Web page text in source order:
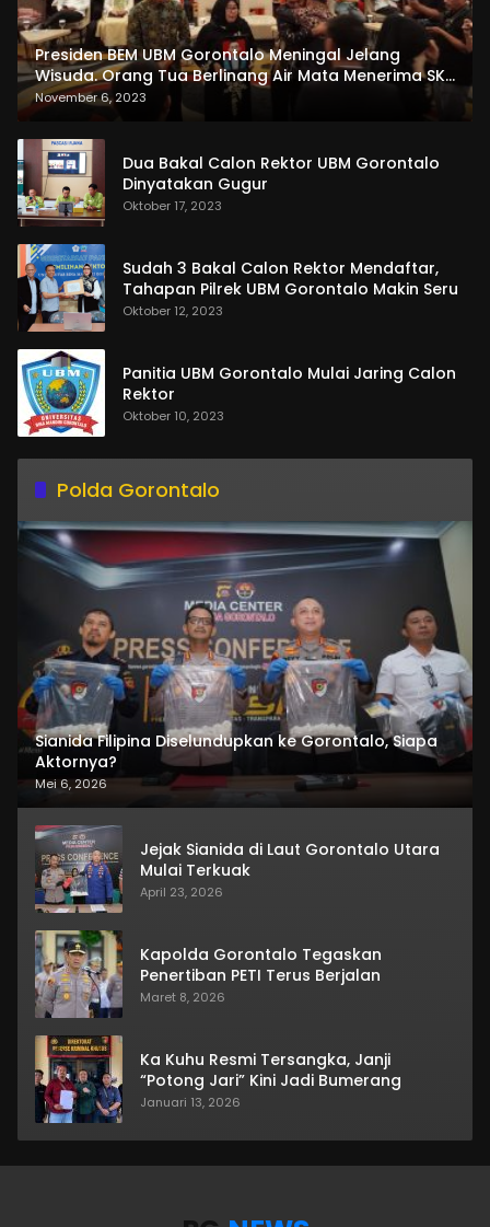
Presiden BEM UBM Gorontalo Meningal Jelang
Wisuda. Orang Tua Berlinang Air Mata Menerima SKL
dan Pemasangan Salempang
November 6, 2023
Dua Bakal Calon Rektor UBM Gorontalo
Dinyatakan Gugur
Oktober 17, 2023
Sudah 3 Bakal Calon Rektor Mendaftar,
Tahapan Pilrek UBM Gorontalo Makin Seru
Oktober 12, 2023
Panitia UBM Gorontalo Mulai Jaring Calon
Rektor
Oktober 10, 2023
Polda Gorontalo
Sianida Filipina Diselundupkan ke Gorontalo, Siapa
Aktornya?
Mei 6, 2026
Jejak Sianida di Laut Gorontalo Utara
Mulai Terkuak
April 23, 2026
Kapolda Gorontalo Tegaskan
Penertiban PETI Terus Berjalan
Maret 8, 2026
Ka Kuhu Resmi Tersangka, Janji
“Potong Jari” Kini Jadi Bumerang
Januari 13, 2026